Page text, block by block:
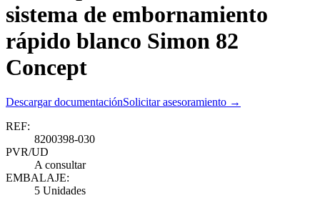
sistema de embornamiento
rápido blanco Simon 82
Concept
Descargar documentaciónSolicitar asesoramiento →
REF:
8200398-030
PVR/UD
A consultar
EMBALAJE:
5 Unidades